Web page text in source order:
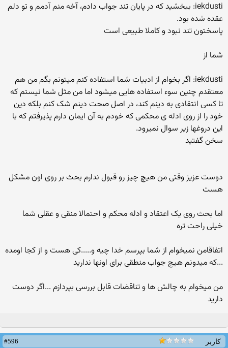
iekdusti: ببخشید که در پایان تند جواب دادم، آخه منم آدمم و تو دلم
عقده شده بود.
پاسختون تند نبود و کاملا طبیعی است
شما از
iekdusti: اگر بخوام از ادبیات شما استفاده کنم میتونم بگم من هم
معتقدم چنین سوء استفاده هایی میشود اما من مثل شما نیستم که
تا کسی انتقادی به دینم کند، در اصل صحت دینم شک کنم بلکه دین
خود را از روی ادله ی محکمی که خودم به آن ایمان دارم پذیرفتم که با
این دروغها زیر سوال نمیرود.
سخن گفتید
دوست عزیز وقتی من هیچ چیز رو قبول ندارم بحث بر روی اون مشکل
هست
اما بحث روی یک اعتقاد و ادله محکم و احتمالا منقی و عقلی شما
خیلی راحت تره
اتفاقامن نمیخوام از شما بپرسم خدا چیه و.....کی هست و از کجا اومده
...که میدونم هیچ جواب منطقی برای اونها ندارید
من میخوام به چالش ها و تناقضات قابل بررسی بپردازم ...اگر دوست
دارید
کاربر
#596